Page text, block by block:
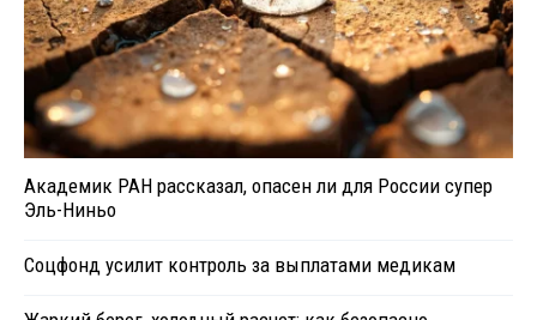
Академик РАН рассказал, опасен ли для России супер
Эль-Ниньо
Соцфонд усилит контроль за выплатами медикам